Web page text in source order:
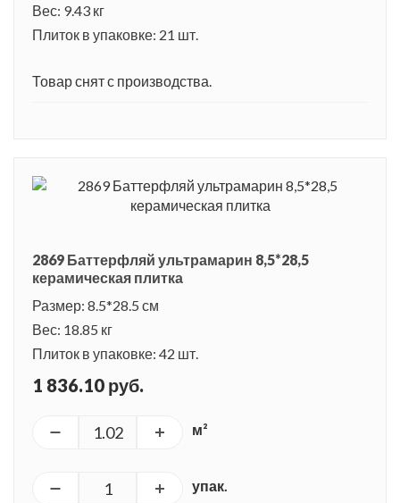
Вес: 9.43 кг
Плиток в упаковке: 21 шт.
Товар снят с производства.
2869 Баттерфляй ультрамарин 8,5*28,5
керамическая плитка
Размер: 8.5*28.5 см
Вес: 18.85 кг
Плиток в упаковке: 42 шт.
1 836.10 руб.
м²
упак.